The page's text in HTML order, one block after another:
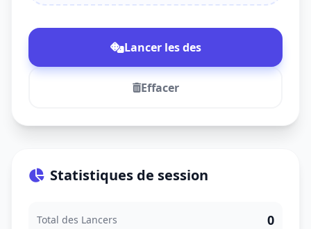
Lancer les des
Effacer
Statistiques de session
Total des Lancers 0